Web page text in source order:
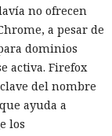
no ofrecen
a pesar de
dominios
activa. Firefox
del nombre
ayuda a
los